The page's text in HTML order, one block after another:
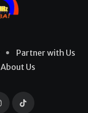
Partner with Us
About Us